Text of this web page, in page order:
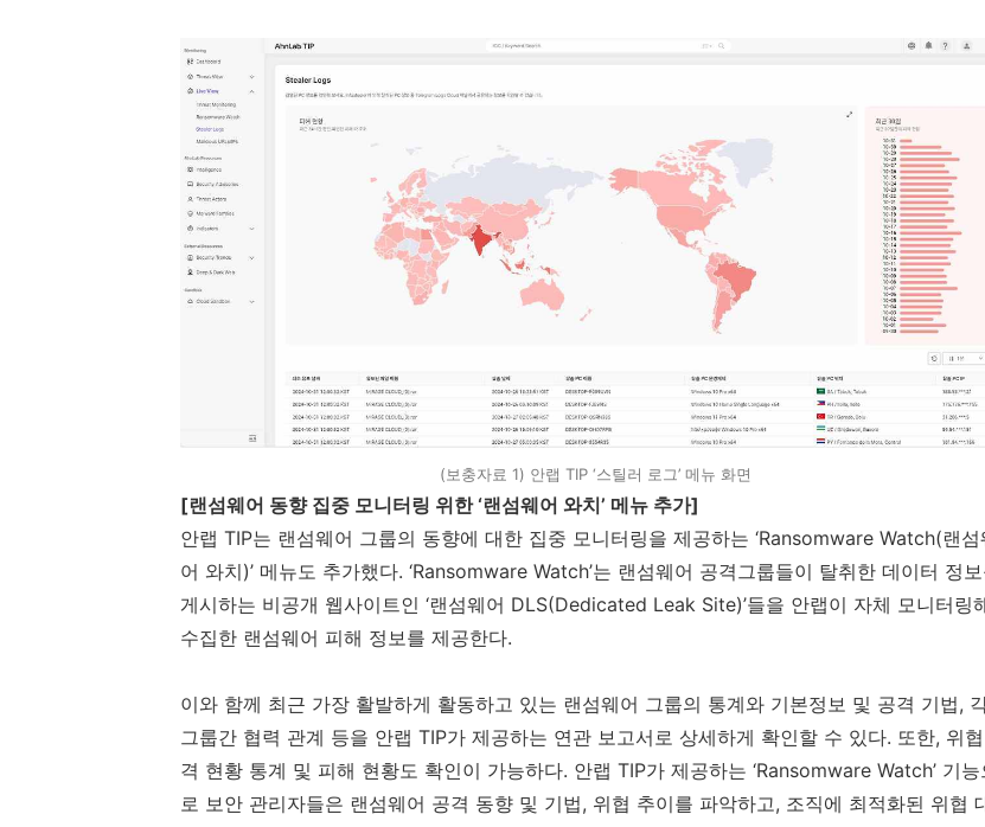
(보충자료 1) 안랩 TIP ‘스틸러 로그’ 메뉴 화면
[랜섬웨어 동향 집중 모니터링 위한 ‘랜섬웨어 와치’ 메뉴 추가]
안랩 TIP는 랜섬웨어 그룹의 동향에 대한 집중 모니터링을 제공하는 ‘Ransomware Watch(랜섬
어 와치)’ 메뉴도 추가했다. ‘Ransomware Watch’는 랜섬웨어 공격그룹들이 탈취한 데이터 정
게시하는 비공개 웹사이트인 ‘랜섬웨어 DLS(Dedicated Leak Site)’들을 안랩이 자체 모니터링
수집한 랜섬웨어 피해 정보를 제공한다.
이와 함께 최근 가장 활발하게 활동하고 있는 랜섬웨어 그룹의 통계와 기본정보 및 공격 기법,
그룹간 협력 관계 등을 안랩 TIP가 제공하는 연관 보고서로 상세하게 확인할 수 있다. 또한, 위
격 현황 통계 및 피해 현황도 확인이 가능하다. 안랩 TIP가 제공하는 ‘Ransomware Watch’ 기
로 보안 관리자들은 랜섬웨어 공격 동향 및 기법, 위협 추이를 파악하고, 조직에 최적화된 위협